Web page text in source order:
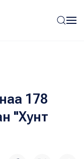
178
"Хунт